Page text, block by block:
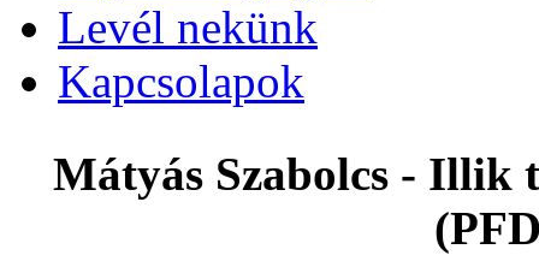
Levél nekünk
Kapcsolapok
Mátyás Szabolcs - Illik